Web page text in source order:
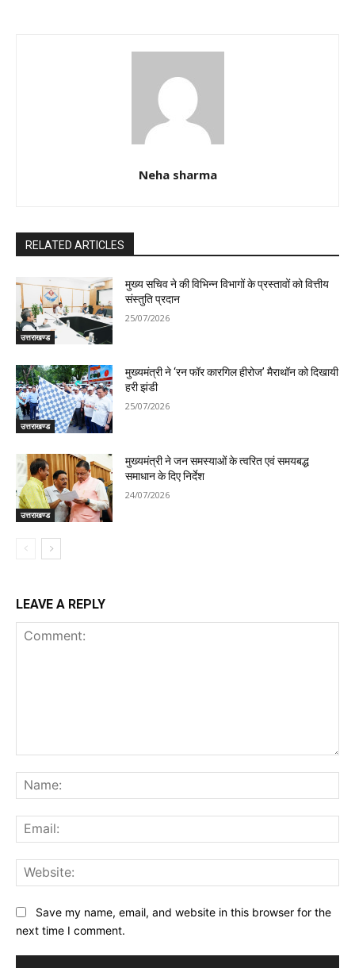
Neha sharma
RELATED ARTICLES
उत्तराखण्ड
मुख्य सचिव ने की विभिन्न विभागों के प्रस्तावों को वित्तीय
संस्तुति प्रदान
25/07/2026
उत्तराखण्ड
मुख्यमंत्री ने ‘रन फॉर कारगिल हीरोज’ मैराथॉन को दिखायी
हरी झंडी
25/07/2026
उत्तराखण्ड
मुख्यमंत्री ने जन समस्याओं के त्वरित एवं समयबद्ध
समाधान के दिए निर्देश
24/07/2026
LEAVE A REPLY
Save my name, email, and website in this browser for the
next time I comment.